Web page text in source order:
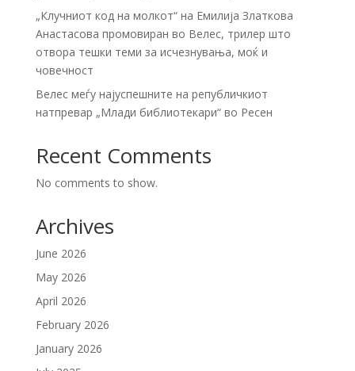
„Клучниот код на молкот“ на Емилија Златкова
Анастасова промовиран во Велес, трилер што
отвора тешки теми за исчезнувања, моќ и
човечност
Велес меѓу најуспешните на републичкиот
натпревар „Млади библиотекари“ во Ресен
Recent Comments
No comments to show.
Archives
June 2026
May 2026
April 2026
February 2026
January 2026